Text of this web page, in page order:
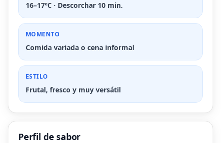
16–17ºC · Descorchar 10 min.
MOMENTO
Comida variada o cena informal
ESTILO
Frutal, fresco y muy versátil
Perfil de sabor